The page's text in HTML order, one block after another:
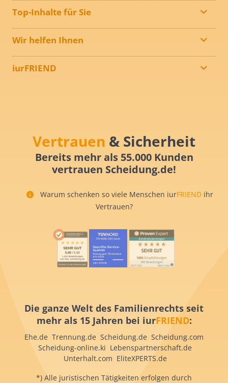
Top-Inhalte für Sie
Wir helfen Ihnen
iurFRIEND
Vertrauen & Sicherheit
Bereits mehr als 55.000 Kunden
vertrauen Scheidung.de!
Warum schenken so viele Menschen iurFRIEND ihr
Vertrauen?
Die ganze Welt des Familienrechts seit
mehr als 15 Jahren bei iurFRIEND:
Ehe.de Trennung.de Scheidung.de Scheidung.com
Scheidung-online.ki Lebenspartnerschaft.de
Unterhalt.com EliteXPERTS.de
*) Alle juristischen Tätigkeiten erfolgen durch